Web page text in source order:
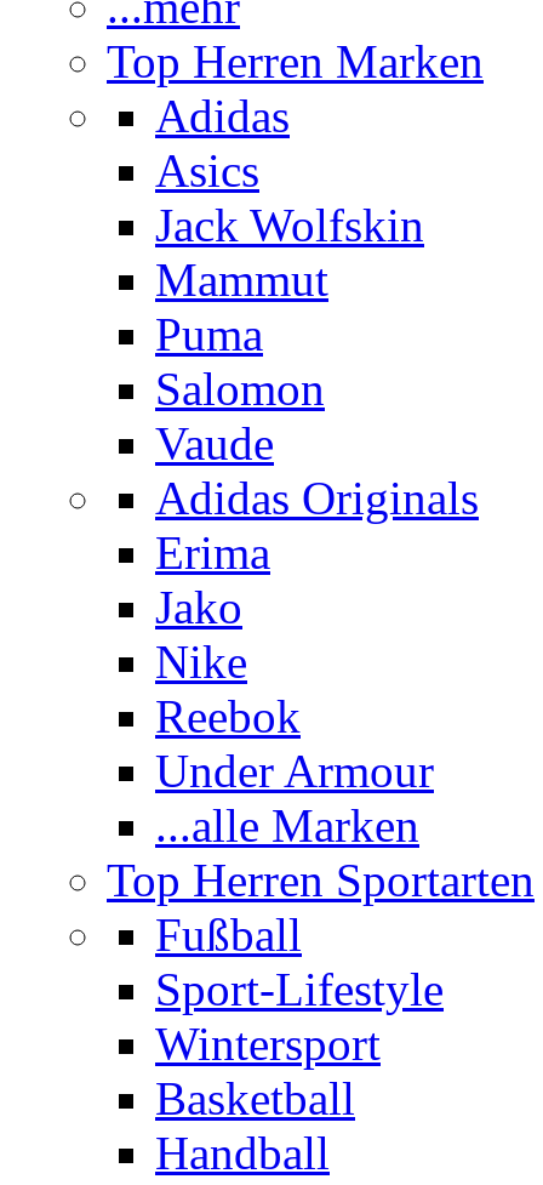
Top Herren Marken
Adidas
Asics
Jack Wolfskin
Mammut
Puma
Salomon
Vaude
Adidas Originals
Erima
Jako
Nike
Reebok
Under Armour
...alle Marken
Top Herren Sportarten
Fußball
Sport-Lifestyle
Wintersport
Basketball
Handball